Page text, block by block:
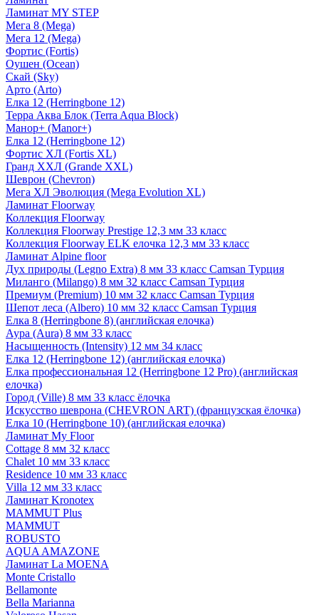
Ламинат MY STEP
Мега 8 (Mega)
Мега 12 (Mega)
Фортис (Fortis)
Оушен (Ocean)
Скай (Sky)
Арто (Arto)
Елка 12 (Herringbone 12)
Терра Аква Блок (Terra Aqua Block)
Манор+ (Manor+)
Елка 12 (Herringbone 12)
Фортис ХЛ (Fortis XL)
Гранд ХХЛ (Grande XXL)
Шеврон (Chevron)
Мега ХЛ Эволюция (Mega Evolution XL)
Ламинат Floorway
Коллекция Floorway
Коллекция Floorway Prestige 12,3 мм 33 класс
Коллекция Floorway ELK елочка 12,3 мм 33 класс
Ламинат Alpine floor
Дух природы (Legno Extra) 8 мм 33 класс Camsan Турция
Миланго (Milango) 8 мм 32 класс Camsan Турция
Премиум (Premium) 10 мм 32 класс Camsan Турция
Шепот леса (Albero) 10 мм 32 класс Camsan Турция
Елка 8 (Herringbone 8) (английская елочка)
Аура (Aura) 8 мм 33 класс
Насыщенность (Intensity) 12 мм 34 класс
Елка 12 (Herringbone 12) (английская елочка)
Елка профессиональная 12 (Herringbone 12 Pro) (английская
елочка)
Город (Ville) 8 мм 33 класс ёлочка
Искусство шеврона (CHEVRON ART) (французская ёлочка)
Елка 10 (Herringbone 10) (английская елочка)
Ламинат My Floor
Cottage 8 мм 32 класс
Chalet 10 мм 33 класс
Residence 10 мм 33 класс
Villa 12 мм 33 класс
Ламинат Kronotex
MAMMUT Plus
MAMMUT
ROBUSTO
AQUA AMAZONE
Ламинат La MOENA
Monte Cristallo
Bellamonte
Bella Marianna